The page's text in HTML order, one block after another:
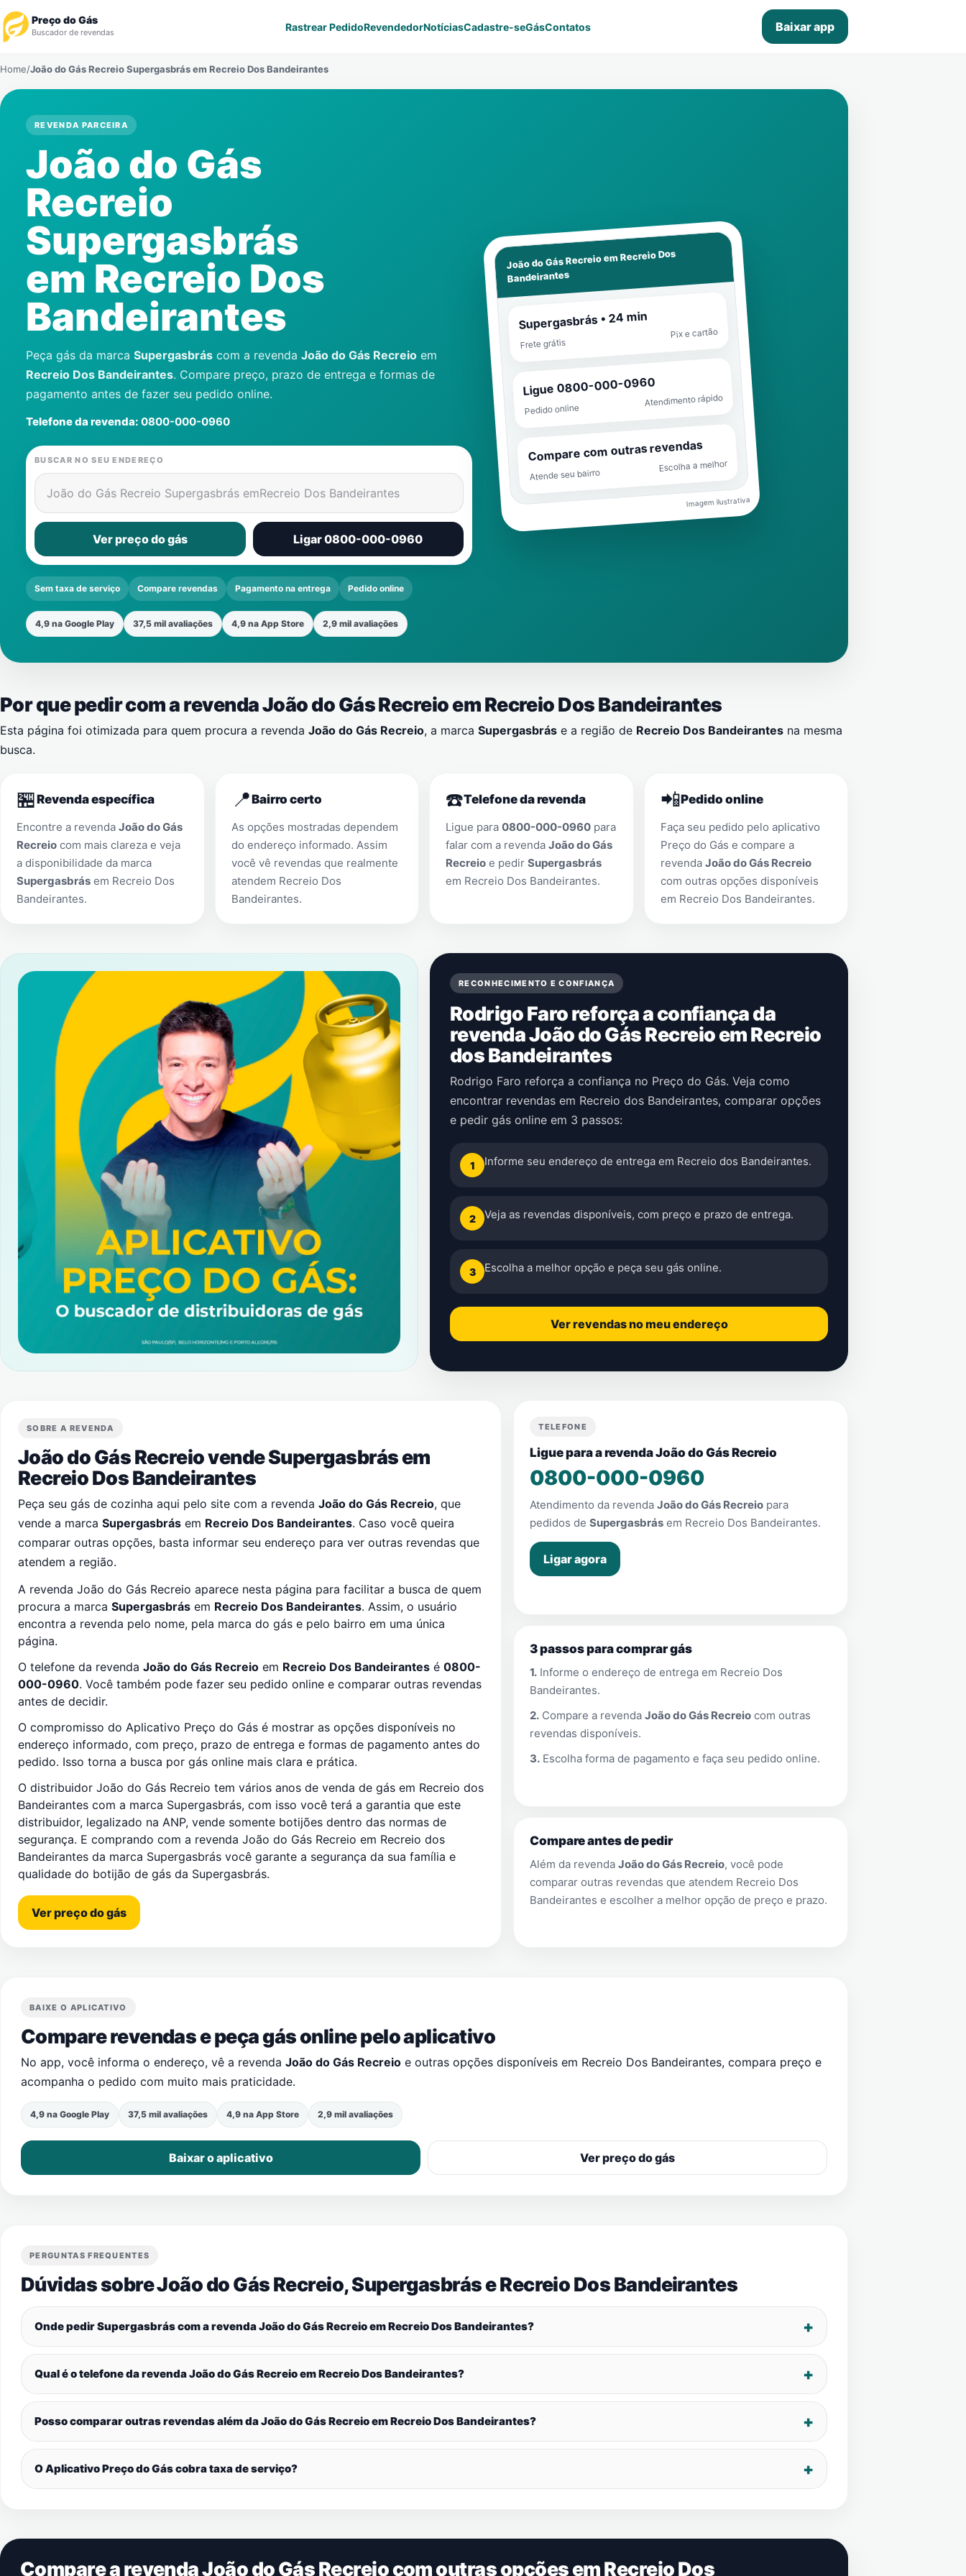
Preço do Gás
Buscador de revendas Rastrear PedidoRevendedorNotíciasCadastre-seGásContatos Baixar app
Revendedor
Notícias
Cadastre-se
Gás
Home/João do Gás Recreio Supergasbrás em Recreio Dos Bandeirantes
REVENDA PARCEIRA
João do Gás
Recreio
Supergasbrás
emRecreio Dos
Bandeirantes
Peça gás da marca Supergasbrás com a revenda João do Gás Recreio em
Recreio Dos Bandeirantes. Compare preço, prazo de entrega e formas de
pagamento antes de fazer seu pedido online.
Telefone da revenda: 0800-000-0960
BUSCAR NO SEU ENDEREÇO
João do Gás Recreio Supergasbrás emRecreio Dos Bandeirantes
Ver preço do gás Ligar 0800-000-0960
Sem taxa de serviço Compare revendas Pagamento na entrega Pedido online
4,9 na Google Play 37,5 mil avaliações 4,9 na App Store 2,9 mil avaliações
João do Gás Recreio emRecreio Dos
Bandeirantes
Supergasbrás • 24 min
Frete grátis
Pix e cartão
Ligue 0800-000-0960
Pedido online
Atendimento rápido
Compare com outras revendas
Atende seu bairro
Escolha a melhor
Imagem ilustrativa
Por que pedir com a revenda João do Gás Recreio emRecreio Dos Bandeirantes
Esta página foi otimizada para quem procura a revenda João do Gás Recreio, a marca Supergasbrás e a região de Recreio Dos Bandeirantes na mesma
busca.
🏪Revenda específica
Encontre a revenda João do Gás
Recreio com mais clareza e veja
a disponibilidade da marca
Supergasbrás em Recreio Dos
Bandeirantes.
📍Bairro certo
As opções mostradas dependem
do endereço informado. Assim
você vê revendas que realmente
atendem Recreio Dos
Bandeirantes.
☎️Telefone da revenda
Ligue para 0800-000-0960 para
falar com a revenda João do Gás
Recreio e pedir Supergasbrás
em Recreio Dos Bandeirantes.
📲Pedido online
Faça seu pedido pelo aplicativo
Preço do Gás e compare a
revenda João do Gás Recreio
com outras opções disponíveis
em Recreio Dos Bandeirantes.
RECONHECIMENTO E CONFIANÇA
Rodrigo Faro reforça a confiança da
revenda João do Gás Recreio em Recreio
dos Bandeirantes
Rodrigo Faro reforça a confiança no Preço do Gás. Veja como
encontrar revendas em Recreio dos Bandeirantes, comparar opções
e pedir gás online em 3 passos:
1 Informe seu endereço de entrega em Recreio dos Bandeirantes.
2 Veja as revendas disponíveis, com preço e prazo de entrega.
3 Escolha a melhor opção e peça seu gás online.
Ver revendas no meu endereço
SOBRE A REVENDA
João do Gás Recreio vende Supergasbrás em
Recreio Dos Bandeirantes
Peça seu gás de cozinha aqui pelo site com a revenda João do Gás Recreio, que
vende a marca Supergasbrás em Recreio Dos Bandeirantes. Caso você queira
comparar outras opções, basta informar seu endereço para ver outras revendas que
atendem a região.
A revenda João do Gás Recreio aparece nesta página para facilitar a busca de quem
procura a marca Supergasbrás em Recreio Dos Bandeirantes. Assim, o usuário
encontra a revenda pelo nome, pela marca do gás e pelo bairro em uma única
página.
O telefone da revenda João do Gás Recreio em Recreio Dos Bandeirantes é 0800-
000-0960. Você também pode fazer seu pedido online e comparar outras revendas
antes de decidir.
O compromisso do Aplicativo Preço do Gás é mostrar as opções disponíveis no
endereço informado, com preço, prazo de entrega e formas de pagamento antes do
pedido. Isso torna a busca por gás online mais clara e prática.
O distribuidor João do Gás Recreio tem vários anos de venda de gás em Recreio dos
Bandeirantes com a marca Supergasbrás, com isso você terá a garantia que este
distribuidor, legalizado na ANP, vende somente botijões dentro das normas de
segurança. E comprando com a revenda João do Gás Recreio em Recreio dos
Bandeirantes da marca Supergasbrás você garante a segurança da sua família e
qualidade do botijão de gás da Supergasbrás.
Ver preço do gás
TELEFONE
Ligue para a revenda João do Gás Recreio
0800-000-0960
Atendimento da revendaJoão do Gás Recreio para
pedidos deSupergasbrás em Recreio Dos Bandeirantes.
Ligar agora
3 passos para comprar gás
1. Informe o endereço de entrega em Recreio Dos
Bandeirantes.
2. Compare a revendaJoão do Gás Recreio com outras
revendas disponíveis.
3. Escolha forma de pagamento e faça seu pedido online.
Compare antes de pedir
Além da revendaJoão do Gás Recreio, você pode
comparar outras revendas que atendem Recreio Dos
Bandeirantes e escolher a melhor opção de preço e prazo.
BAIXE O APLICATIVO
Compare revendas e peça gás online pelo aplicativo
No app, você informa o endereço, vê a revenda João do Gás Recreio e outras opções disponíveis em Recreio Dos Bandeirantes, compara preço e
acompanha o pedido com muito mais praticidade.
4,9 na Google Play 37,5 mil avaliações 4,9 na App Store 2,9 mil avaliações
Baixar o aplicativo Ver preço do gás
PERGUNTAS FREQUENTES
Dúvidas sobre João do Gás Recreio, Supergasbrás eRecreio Dos Bandeirantes
Onde pedir Supergasbrás com a revenda João do Gás Recreio emRecreio Dos Bandeirantes?
Qual é o telefone da revenda João do Gás Recreio emRecreio Dos Bandeirantes?
Posso comparar outras revendas além da João do Gás Recreio emRecreio Dos Bandeirantes?
O Aplicativo Preço do Gás cobra taxa de serviço?
Compare a revenda João do Gás Recreio com outras opções emRecreio Dos